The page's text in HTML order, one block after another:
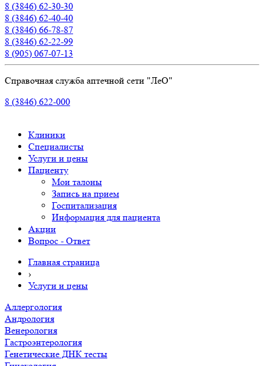
8 (3846) 62-30-30
8 (3846) 62-40-40
8 (3846) 66-78-87
8 (3846) 62-22-99
8 (905) 067-07-13
Справочная служба аптечной сети "ЛеО"
8 (3846) 622-000
Клиники
Специалисты
Услуги и цены
Пациенту
Мои талоны
Запись на прием
Госпитализация
Информация для пациента
Акции
Вопрос - Ответ
Главная страница
›
Услуги и цены
Аллергология
Андрология
Венерология
Гастроэнтерология
Генетические ДНК тесты